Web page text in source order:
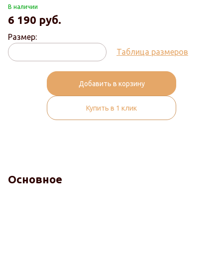
В наличии
6 190 руб.
Размер:
Таблица размеров
Добавить в корзину
Купить в 1 клик
Основное